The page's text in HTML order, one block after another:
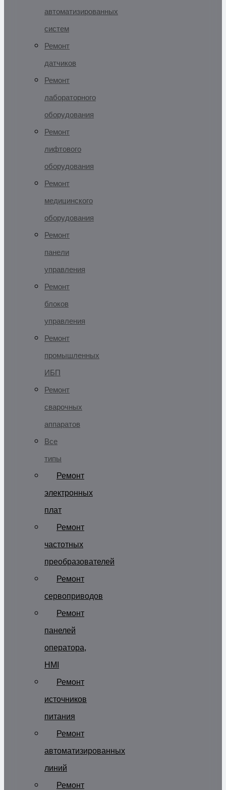
автоматизированных
систем
Ремонт
датчиков
Ремонт
лабораторного
оборудования
Ремонт
лифтового
оборудования
Ремонт
медицинского
оборудования
Ремонт
панели
управления
Ремонт
блоков
управления
Ремонт
промышленных
ИБП
Ремонт
сварочных
аппаратов
Все
типы
Ремонт
электронных
плат
Ремонт
частотных
преобразователей
Ремонт
сервоприводов
Ремонт
панелей
оператора,
HMI
Ремонт
источников
питания
Ремонт
автоматизированных
линий
Ремонт